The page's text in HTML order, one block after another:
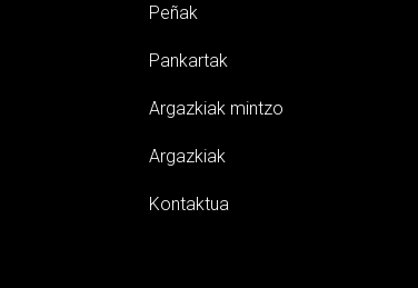
Peñak
Pankartak
Argazkiak mintzo
Argazkiak
Kontaktua